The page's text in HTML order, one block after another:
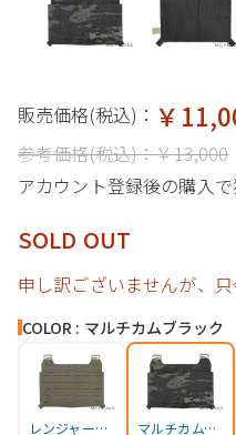
販売価格(税込)： ￥
参考価格(税込)：￥13,000
アカウント登録後の購入で
SOLD OUT
申し訳ございませんが、只
COLOR : マルチカムブラック
レンジャーグリーン
マルチカムブラック